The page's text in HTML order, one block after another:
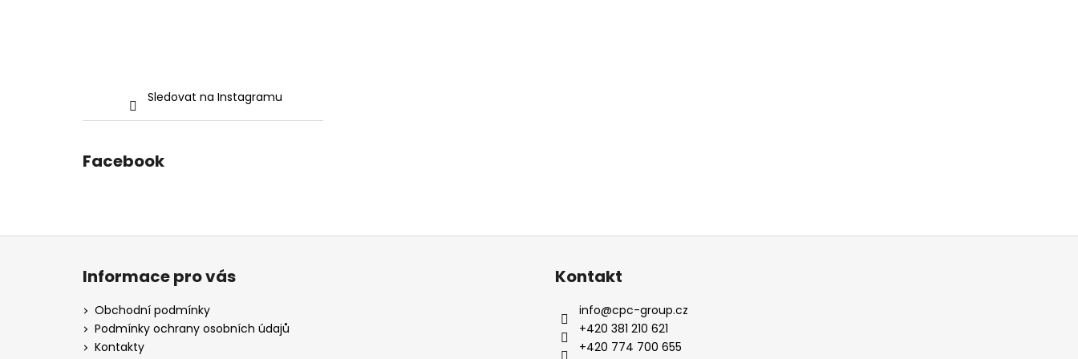
Sledovat na Instagramu
Facebook
Informace pro vás
Obchodní podmínky
Podmínky ochrany osobních údajů
Kontakty
Kontakt
info@cpc-group.cz
+420 381 210 621
+420 774 700 655